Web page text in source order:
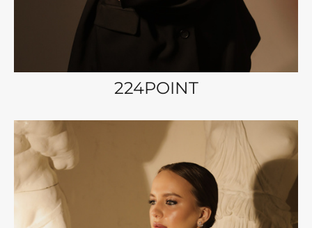
224POINT